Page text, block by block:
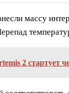
массу
2 стартует